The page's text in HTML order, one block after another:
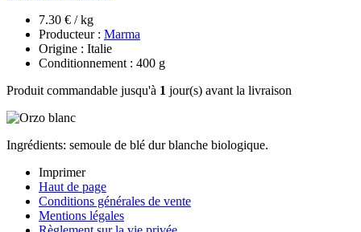
7.30 € / kg
Producteur : Marma
Origine : Italie
Conditionnement : 400 g
Produit commandable jusqu'à 1 jour(s) avant la livraison
Ingrédients: semoule de blé dur blanche biologique.
Imprimer
Haut de page
Conditions générales de vente
Mentions légales